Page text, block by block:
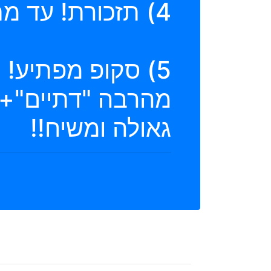
4) תזכורת! עד מתי תימשך מגפת וירוס הקורונה?!
5) סקופ
מהרבה
גאולה ומשיח!!